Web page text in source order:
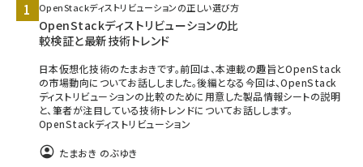
北海道をのんびり旅する晴山佳須夫のヒント集！ (2050)
drupal (1966)
genai (1494)
abc123 (1371)
OpenStackディストリビューションの正しい選び方
OpenStackディストリビューションの比
較検証と最新技術トレンド
日本仮想化技術のたまおきです。前回は、本連載の趣旨とOpenStack
の市場動向についてお話ししました。後編となる今回は、OpenStack
ディストリビューションの比較のために用意した製品情報シートの説明
と、筆者が注目している技術トレンドについてお話しします。
OpenStackディストリビューション
たまおき のぶゆき